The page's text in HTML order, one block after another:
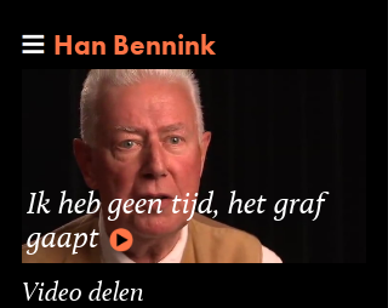
Han Bennink
Ik heb geen tijd, het graf
gaapt
Video delen